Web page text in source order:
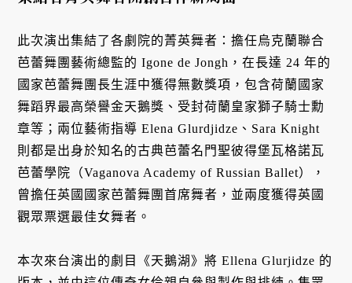
此次演出集結了各劇院的菁英舞者：擔任烏克蘭聯合
芭蕾舞團藝術總監的 Igone de Jongh，在長達 24 年的
國家芭蕾舞團長生涯中獲得無數獎項，包含荷蘭國家
舞蹈界最高榮譽金天鵝獎、受封荷蘭皇家獅子騎士勳
章等；兩位藝術指導 Elena Glurdjidze、Sara Knight
則都是出身於知名的古典芭蕾名門聖彼得堡瓦格諾瓦
芭蕾學院（Vaganova Academy of Russian Ballet），
曾擔任英國國家芭蕾舞團首席舞者，並兩度獲得英國
觀眾票選最佳女舞者。
本次來台演出的劇目《天鵝湖》將 Ellena Glurjidze 的